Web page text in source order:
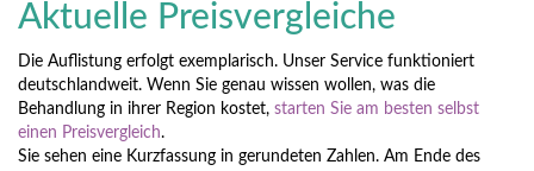
Aktuelle Preisvergleiche
Die Auflistung erfolgt exemplarisch. Unser Service funktioniert
deutschlandweit. Wenn Sie genau wissen wollen, was die
Behandlung in ihrer Region kostet, starten Sie am besten selbst
einen Preisvergleich.
Sie sehen eine Kurzfassung in gerundeten Zahlen. Am Ende des